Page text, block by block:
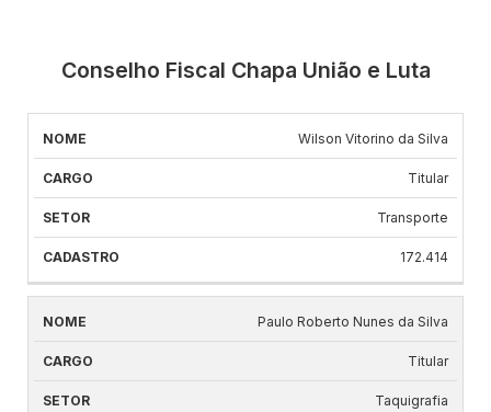
Conselho Fiscal Chapa União e Luta
NOME CADASTRO
Wilson Vitorino da Silva
Titular
Transporte
172.414
Paulo Roberto Nunes da Silva
Titular
Taquigrafia